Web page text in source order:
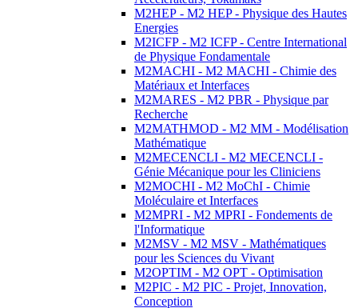
M2HEP - M2 HEP - Physique des Hautes
Energies
M2ICFP - M2 ICFP - Centre International
de Physique Fondamentale
M2MACHI - M2 MACHI - Chimie des
Matériaux et Interfaces
M2MARES - M2 PBR - Physique par
Recherche
M2MATHMOD - M2 MM - Modélisation
Mathématique
M2MECENCLI - M2 MECENCLI -
Génie Mécanique pour les Cliniciens
M2MOCHI - M2 MoChI - Chimie
Moléculaire et Interfaces
M2MPRI - M2 MPRI - Fondements de
l'Informatique
M2MSV - M2 MSV - Mathématiques
pour les Sciences du Vivant
M2OPTIM - M2 OPT - Optimisation
M2PIC - M2 PIC - Projet, Innovation,
Conception